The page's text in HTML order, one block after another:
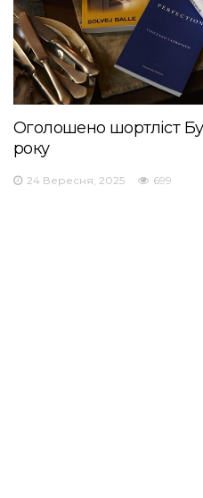
Оголошено шортліст
року
24 Вересня, 2025 699